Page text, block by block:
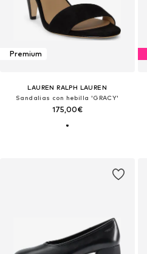
Premium
LAUREN RALPH LAUREN
Sandalias con hebilla 'GRACY'
175,00€